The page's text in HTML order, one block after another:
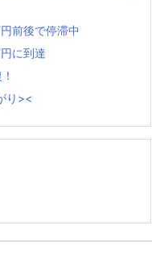
前後で停滞中
に到達
り><